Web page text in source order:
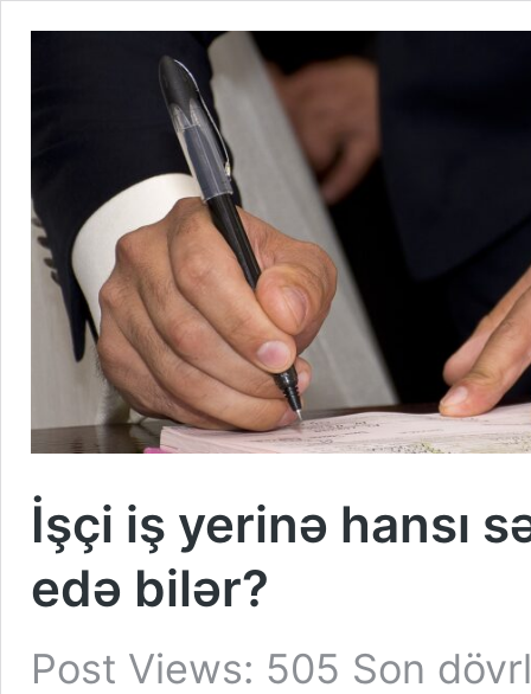
İşçi iş yerinə hansı
edə bilər?
Post Views: 505 Son